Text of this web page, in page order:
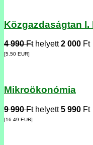
Közgazdaságtan
4 990 Fthelyett2 000 Ft
[5.50 EUR]
Mikroökonómia
9 990 Fthelyett5 990 Ft
[16.49 EUR]